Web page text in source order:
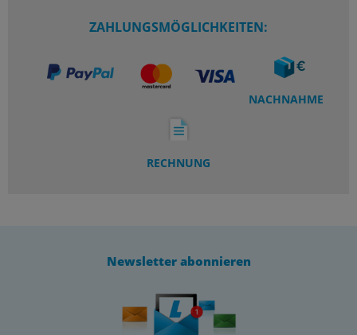
ZAHLUNGSMÖGLICHKEITEN:
NACHNAHME
RECHNUNG
Newsletter abonnieren